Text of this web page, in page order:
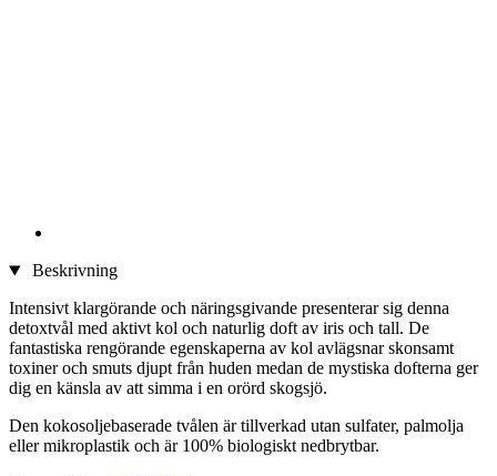
Beskrivning
Intensivt klargörande och näringsgivande presenterar sig denna
detoxtvål med aktivt kol och naturlig doft av iris och tall. De
fantastiska rengörande egenskaperna av kol avlägsnar skonsamt
toxiner och smuts djupt från huden medan de mystiska dofterna ger
dig en känsla av att simma i en orörd skogsjö.
Den kokosoljebaserade tvålen är tillverkad utan sulfater, palmolja
eller mikroplastik och är 100% biologiskt nedbrytbar.